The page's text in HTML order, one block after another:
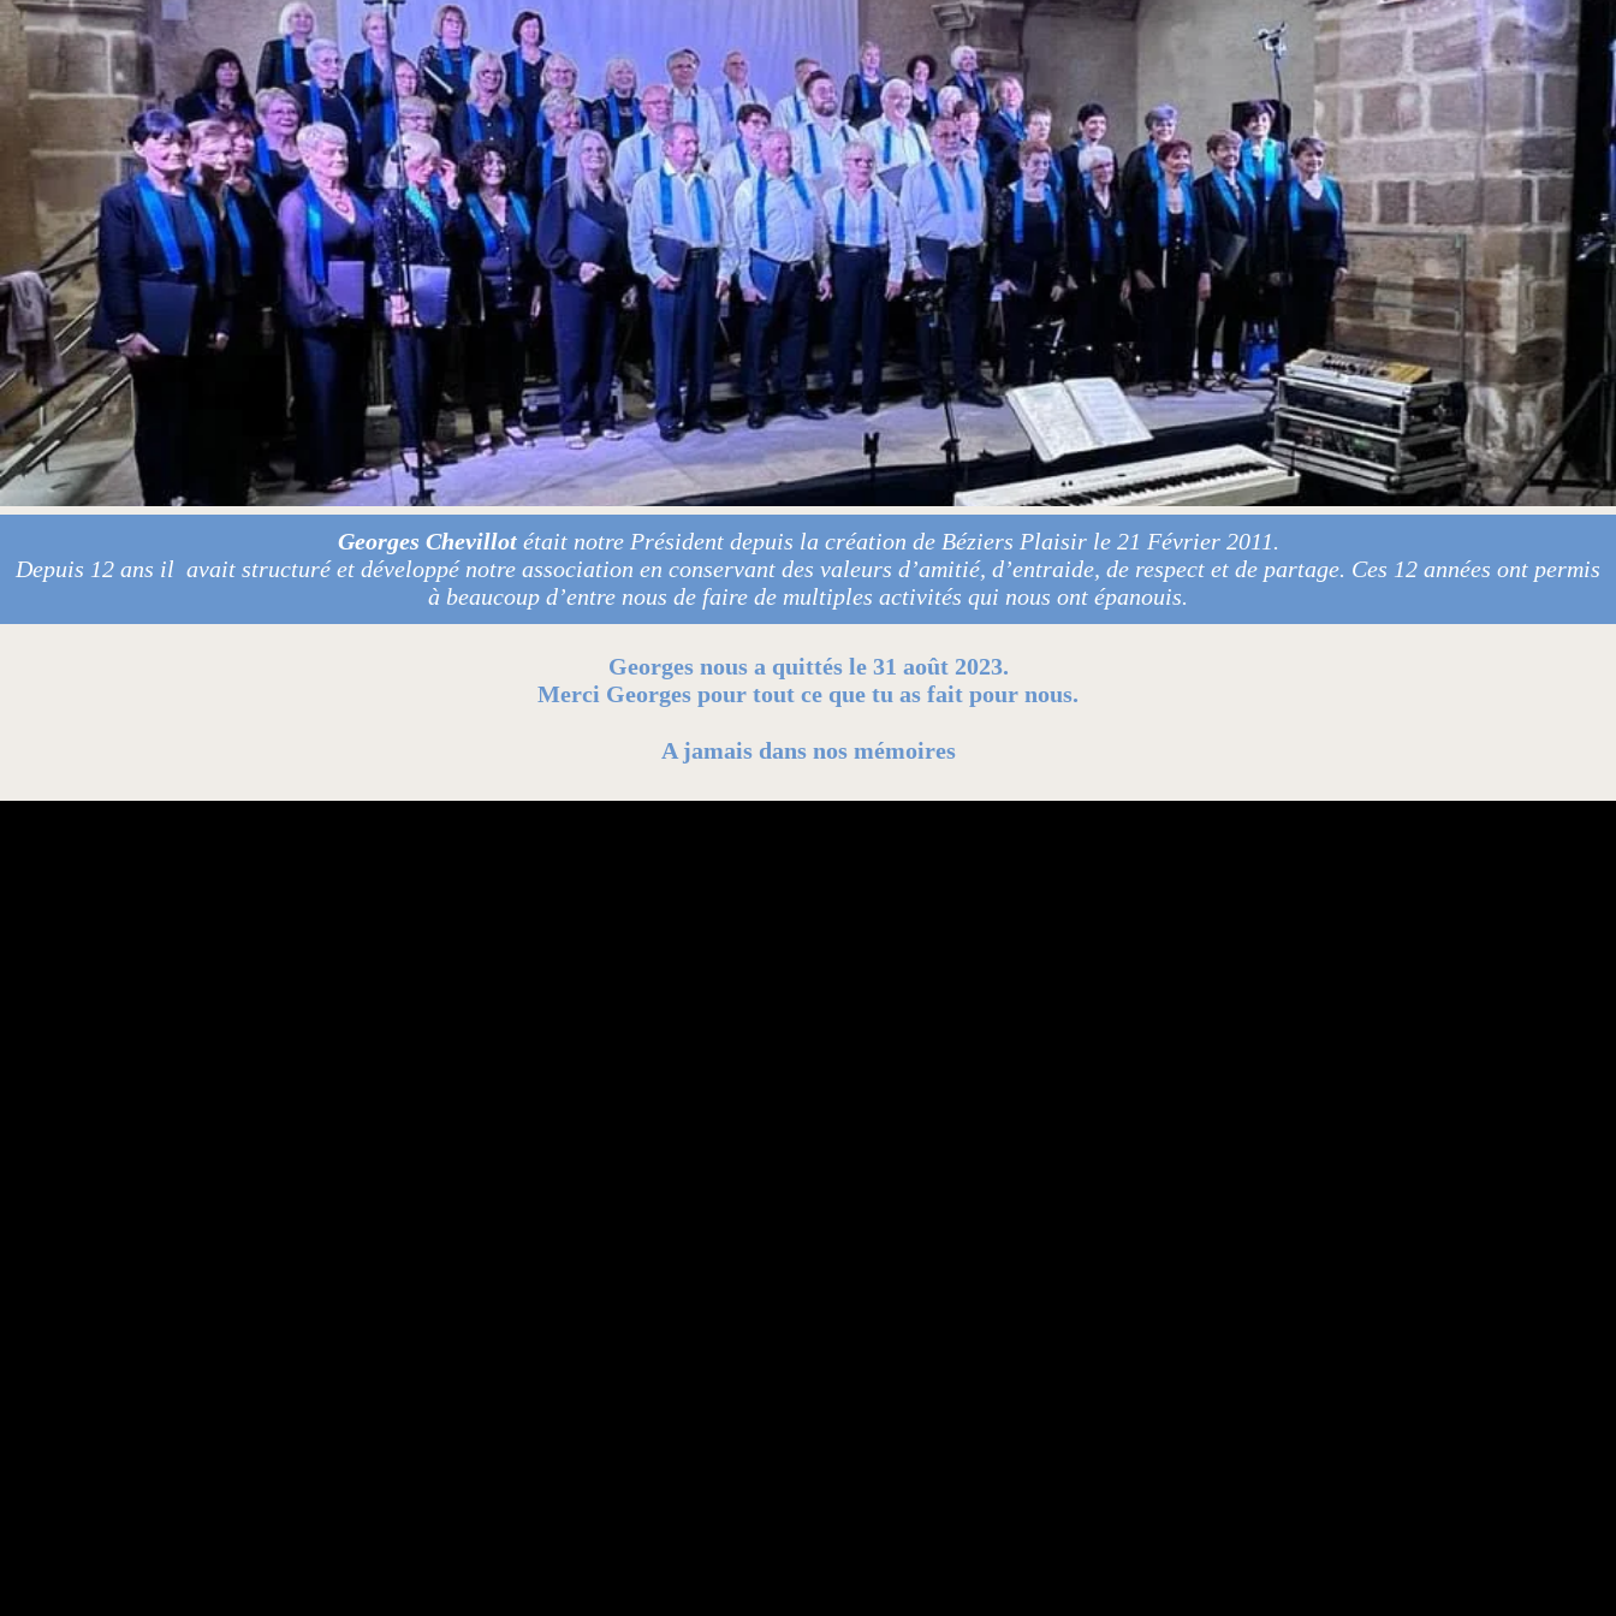
Georges Chevillotétait notre Président depuis la création de Béziers Plaisir le 21 Février 2011.
Depuis 12 ans il avait structuré et développé notre association en conservant des valeurs d’amitié, d’entraide, de respect et de partage. Ces 12 années ont permis
à beaucoup d’entre nous de faire de multiples activités qui nous ont épanouis.
Georges nous a quittés le 31 août 2023.
Merci Georges pour tout ce que tu as fait pour nous.
A jamais dans nos mémoires